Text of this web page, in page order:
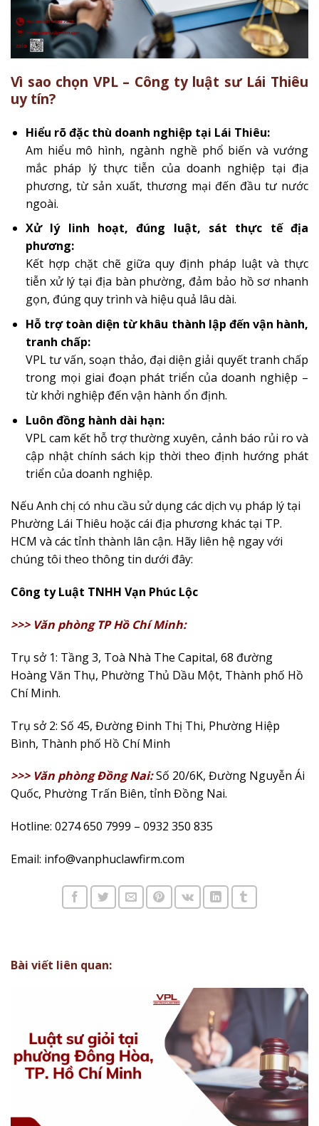
Vì sao chọn VPL – Công ty luật sư Lái Thiêu
uy tín?
Hiểu rõ đặc thù doanh nghiệp tại Lái Thiêu:
Am hiểu mô hình, ngành nghề phổ biến và vướng
mắc pháp lý thực tiễn của doanh nghiệp tại địa
phương, từ sản xuất, thương mại đến đầu tư nước
ngoài.
Xử lý linh hoạt, đúng luật, sát thực tế địa
phương:
Kết hợp chặt chẽ giữa quy định pháp luật và thực
tiễn xử lý tại địa bàn phường, đảm bảo hồ sơ nhanh
gọn, đúng quy trình và hiệu quả lâu dài.
Hỗ trợ toàn diện từ khâu thành lập đến vận hành,
tranh chấp:
VPL tư vấn, soạn thảo, đại diện giải quyết tranh chấp
trong mọi giai đoạn phát triển của doanh nghiệp –
từ khởi nghiệp đến vận hành ổn định.
Luôn đồng hành dài hạn:
VPL cam kết hỗ trợ thường xuyên, cảnh báo rủi ro và
cập nhật chính sách kịp thời theo định hướng phát
triển của doanh nghiệp.
Nếu Anh chị có nhu cầu sử dụng các dịch vụ pháp lý tại
Phường Lái Thiêu hoặc cái địa phương khác tại TP.
HCM và các tỉnh thành lân cận. Hãy liên hệ ngay với
chúng tôi theo thông tin dưới đây:
Công ty Luật TNHH Vạn Phúc Lộc
>>> Văn phòng TP Hồ Chí Minh:
Trụ sở 1: Tầng 3, Toà Nhà The Capital, 68 đường
Hoàng Văn Thụ, Phường Thủ Dầu Một, Thành phố Hồ
Chí Minh.
Trụ sở 2: Số 45, Đường Đinh Thị Thi, Phường Hiệp
Bình, Thành phố Hồ Chí Minh
>>> Văn phòng Đồng Nai:Số 20/6K, Đường Nguyễn Ái
Quốc, Phường Trấn Biên, tỉnh Đồng Nai.
Hotline: 0274 650 7999 – 0932 350 835
Email: info@vanphuclawfirm.com
Bài viết liên quan: